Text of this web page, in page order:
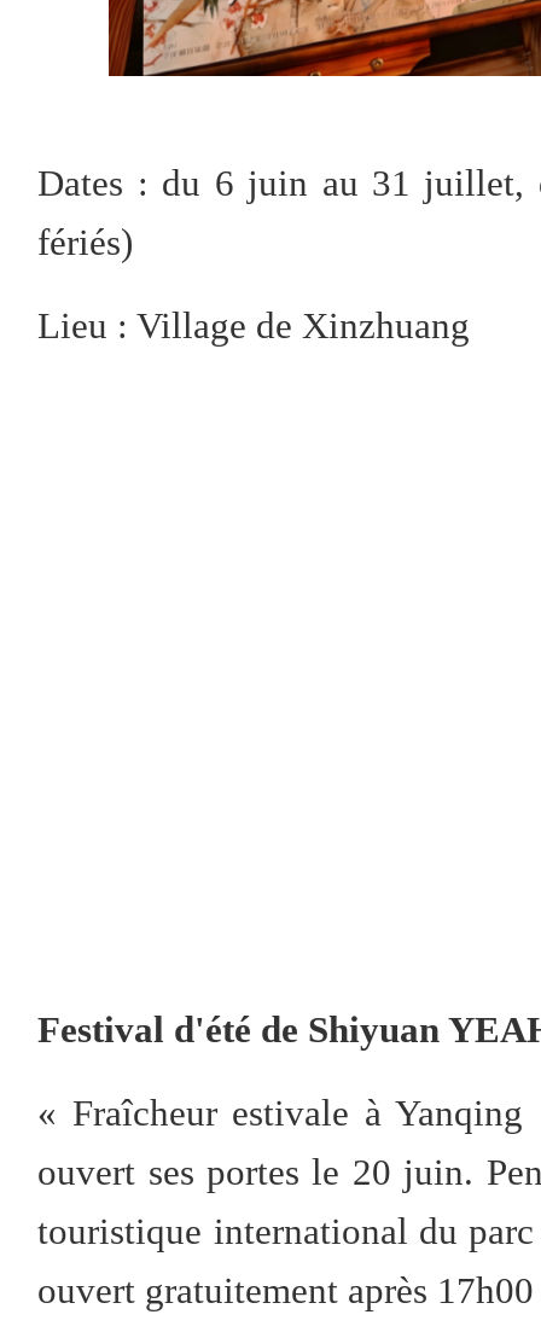
Dates : du 6 juin au 31 juillet,
fériés)
Lieu : Village de Xinzhuang
Festival d'été de Shiyuan
« Fraîcheur estivale à
ouvert ses portes le 20 juin.
touristique international du
ouvert gratuitement après